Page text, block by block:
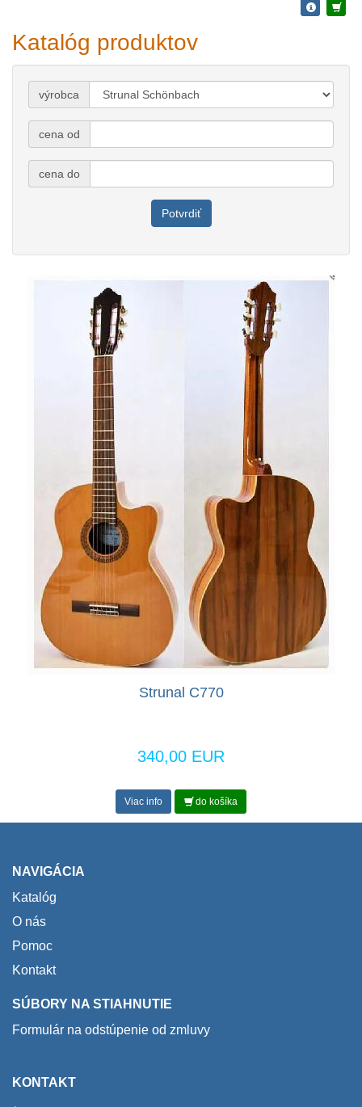
Katalóg produktov
výrobca
cena od
cena do
Potvrdiť
Strunal C770
340,00 EUR
Viac info do košíka
NAVIGÁCIA
Katalóg
O nás
Pomoc
Kontakt
SÚBORY NA STIAHNUTIE
Formulár na odstúpenie od zmluvy
KONTAKT